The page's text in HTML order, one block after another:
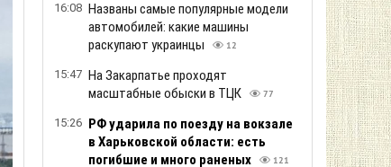
16:08 Названы самые популярные модели
автомобилей: какие машины
раскупают украинцы
12
15:47 На Закарпатье проходят
масштабные обыски в ТЦК
77
15:26 РФ ударила по поезду на вокзале
в Харьковской области: есть
погибшие и много раненых
121